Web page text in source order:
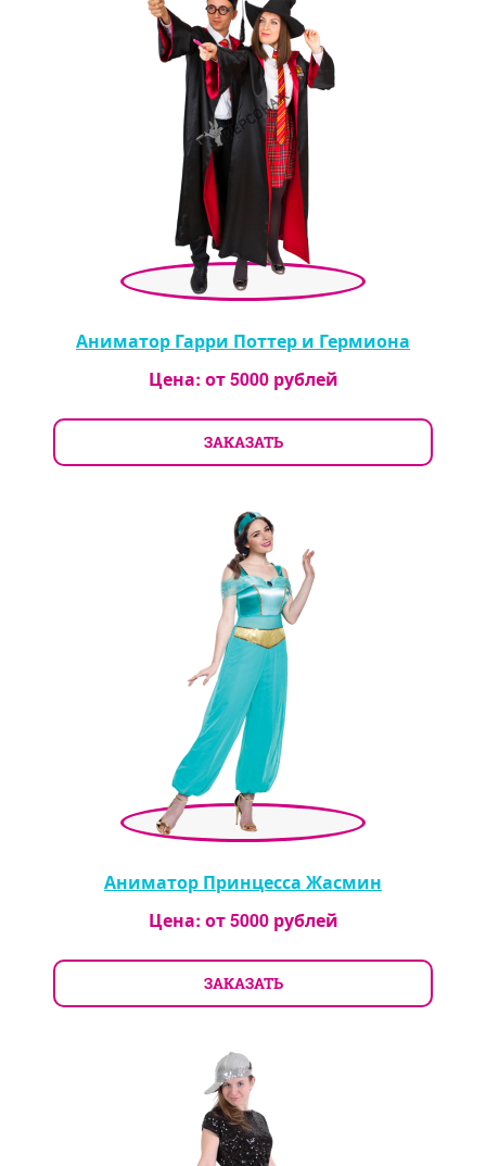
Аниматор Гарри Поттер и Гермиона
Цена: от5000рублей
ЗАКАЗАТЬ
Аниматор Принцесса Жасмин
Цена: от5000рублей
ЗАКАЗАТЬ